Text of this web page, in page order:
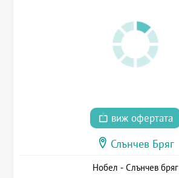
виж офертата
Слънчев Бряг
Нобел - Слънчев бряг